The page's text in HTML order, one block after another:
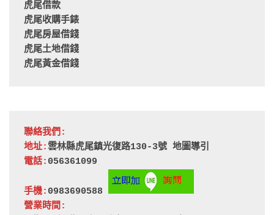
虎尾借款
虎尾收購手錶
虎尾房屋借錢
虎尾土地借錢
虎尾黃金借錢
聯絡我們:
地址:雲林縣虎尾鎮光復路130-3號 地圖導引
電話: 056361099
手機: 0983690588
營業時間: